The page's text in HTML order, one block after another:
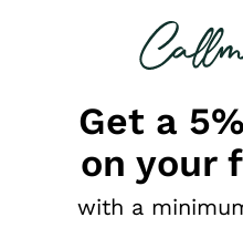
looking for
Get a
on your
with a